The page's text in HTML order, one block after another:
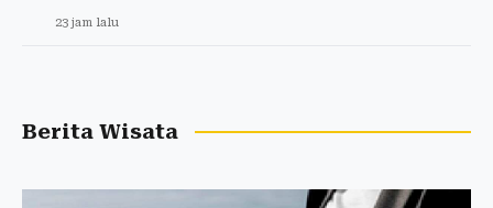
23 jam lalu
Berita Wisata